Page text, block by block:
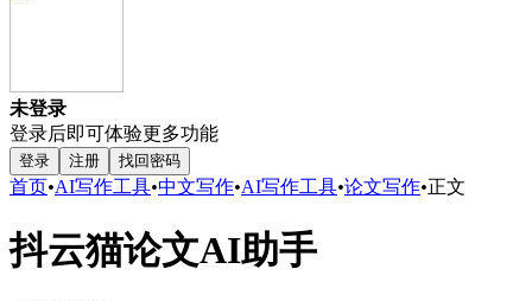
未登录
登录后即可体验更多功能
登录 注册 找回密码
首页•AI写作工具•中文写作•AI写作工具•论文写作•正文
抖云猫论文AI助手